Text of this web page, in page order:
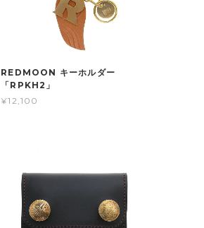
REDMOON キーホルダー
「RPKH2」
¥12,100